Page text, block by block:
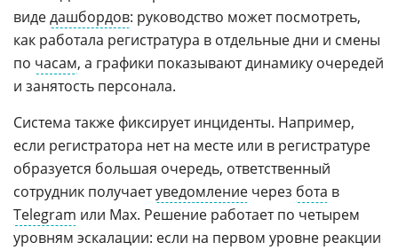
видедашбордов: руководство может посмотреть,
как работала регистратура в отдельные дни и смены
по часам, а графики показывают динамику очередей
и занятость персонала.
Система также фиксирует инциденты. Например,
если регистратора нет на месте или в регистратуре
образуется большая очередь, ответственный
сотрудник получаетуведомление через бота в
Telegram или Мах. Решение работает по четырем
уровням эскалации: если на первом уровне реакции